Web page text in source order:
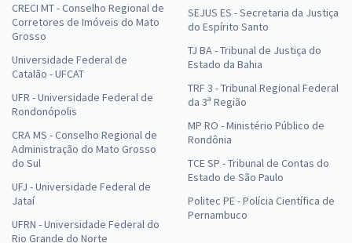
CRECI MT - Conselho Regional de
Corretores de Imóveis do Mato
Grosso
Universidade Federal de
Catalão - UFCAT
UFR - Universidade Federal de
Rondonópolis
CRA MS - Conselho Regional de
Administração do Mato Grosso
do Sul
UFJ - Universidade Federal de
Jataí
UFRN - Universidade Federal do
Rio Grande do Norte
SEJUS ES - Secretaria da Justiça
do Espírito Santo
TJ BA - Tribunal de Justiça do
Estado da Bahia
TRF 3 - Tribunal Regional Federal
da 3ª Região
MP RO - Ministério Público de
Rondônia
TCE SP - Tribunal de Contas do
Estado de São Paulo
Politec PE - Polícia Científica de
Pernambuco